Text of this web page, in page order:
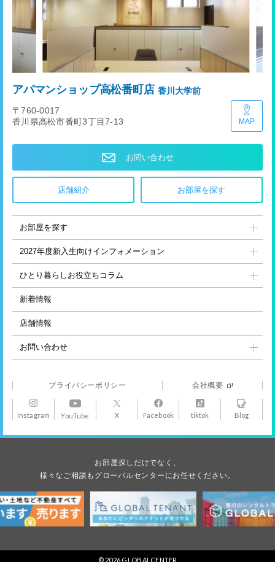
アパマンショップ高松番町店 香川大学前
〒760-0017
香川県高松市番町3丁目7-13
MAP
お問い合わせ
店舗紹介 お部屋を探す
お部屋を探す
2027年度新入生向けインフォメーション
ひとり暮らし お役立ちコラム
新着情報
店舗情報
お問い合わせ
Instagram YouTube X Facebook tiktok Blog
プライバシーポリシー 会社概要
お部屋探しだけでなく、
様々なご相談もグローバルセンターにお任せください。
© 2026 GLOBALCENTER